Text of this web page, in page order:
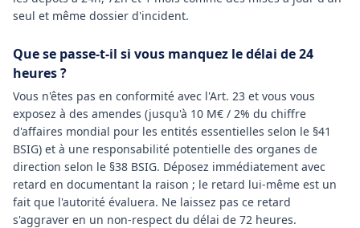
seul et même dossier d'incident.
Que se passe-t-il si vous manquez le délai de 24
heures ?
Vous n'êtes pas en conformité avec l'Art. 23 et vous vous
exposez à des amendes (jusqu'à 10 M€ / 2% du chiffre
d'affaires mondial pour les entités essentielles selon le §41
BSIG) et à une responsabilité potentielle des organes de
direction selon le §38 BSIG. Déposez immédiatement avec
retard en documentant la raison ; le retard lui-même est un
fait que l'autorité évaluera. Ne laissez pas ce retard
s'aggraver en un non-respect du délai de 72 heures.